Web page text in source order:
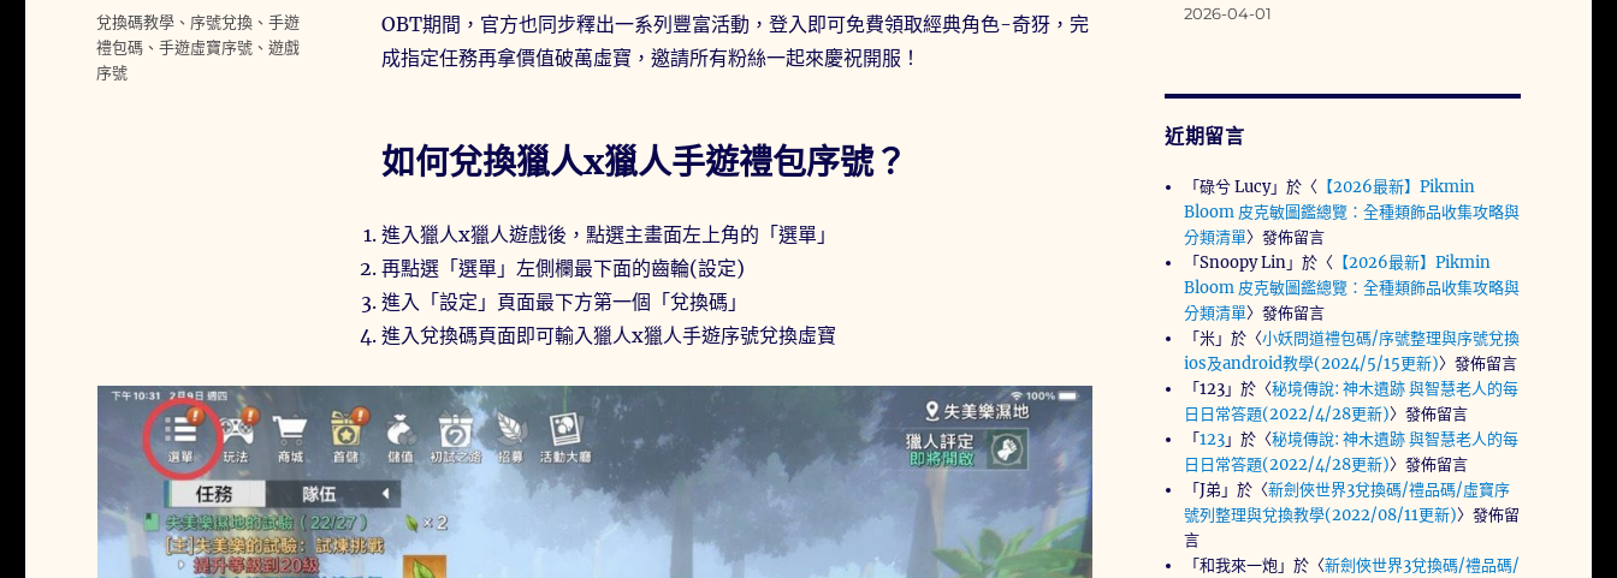
OBT期間，官方也同步釋出一系列豐富活動，登入即可免費領取經典角色-奇犽，完
成指定任務再拿價值破萬虛寶，邀請所有粉絲一起來慶祝開服！
如何兌換獵人x獵人手遊禮包序號？
進入獵人x獵人遊戲後，點選主畫面左上角的「選單」
再點選「選單」左側欄最下面的齒輪(設定)
進入「設定」頁面最下方第一個「兌換碼」
進入兌換碼頁面即可輸入獵人x獵人手遊序號兌換虛寶
期:
類
標
籤
兌換碼教學 、 序號兌換 、手遊
禮包碼 、手遊虛寶序號 、遊戲
序號
2026-04-01
近期留言
「碌兮 Lucy」於〈 【2026最新】Pikmin
Bloom 皮克敏圖鑑總覽：全種類飾品收集攻略與
分類清單〉發佈留言
「Snoopy Lin」於〈 【2026最新】Pikmin
Bloom 皮克敏圖鑑總覽：全種類飾品收集攻略與
分類清單〉發佈留言
「米」於〈小妖問道禮包碼/序號整理與序號兌換
ios及android教學(2024/5/15更新)〉發佈留言
「123」於〈秘境傳說: 神木遺跡 與智慧老人的每
日日常答題(2022/4/28更新)〉發佈留言
「123」於〈秘境傳說: 神木遺跡 與智慧老人的每
日日常答題(2022/4/28更新)〉發佈留言
「J弟 」於〈新劍俠世界3兌換碼/禮品碼/虛寶序
號列整理與兌換教學(2022/08/11更新)〉發佈留
言
「和我來一炮」於〈新劍俠世界3兌換碼/禮品碼/